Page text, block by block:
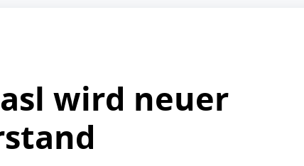
wird neuer